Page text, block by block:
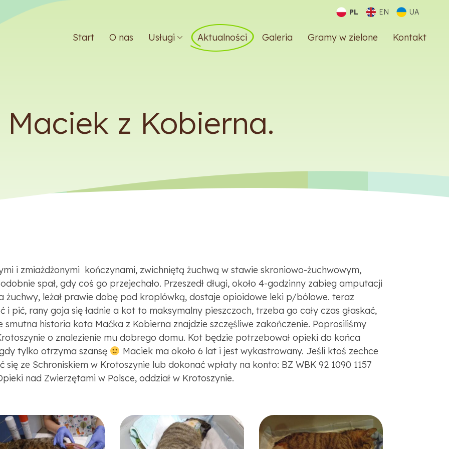
PL EN UA
Start O nas Usługi Aktualności Galeria Gramy w zielone Kontakt
z Kobierna.
i zmiażdżonymi kończynami, zwichniętą żuchwą w stawie skroniowo-żuchwowym,
spał, gdy coś go przejechało. Przeszedł długi, około 4-godzinny zabieg amputacji
żuchwy, leżał prawie dobę pod kroplówką, dostaje opioidowe leki p/bólowe. teraz
i pić, rany goja się ładnie a kot to maksymalny pieszczoch, trzeba go cały czas głaskać,
historia kota Maćka z Kobierna znajdzie szczęśliwe zakończenie. Poprosiliśmy
o znalezienie mu dobrego domu. Kot będzie potrzebował opieki do końca
tylko otrzyma szansę
Maciek ma około 6 lat i jest wykastrowany. Jeśli ktoś zechce
ze Schroniskiem w Krotoszynie lub dokonać wpłaty na konto: BZ WBK 92 1090 1157
nad Zwierzętami w Polsce, oddział w Krotoszynie.